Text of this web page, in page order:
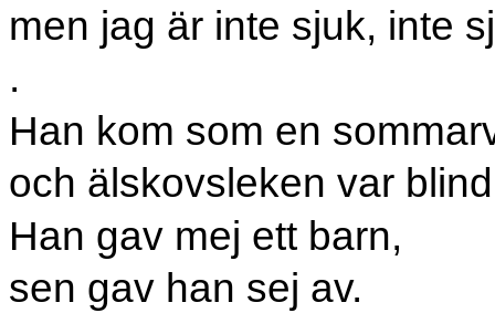
men jag är inte sjuk, inte
.
Han kom som en
och älskovsleken var
Han gav mej ett barn,
sen gav han sej av.